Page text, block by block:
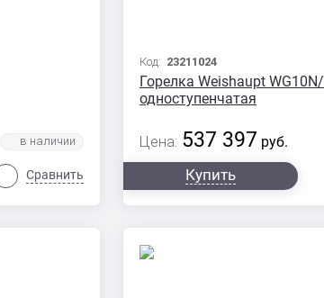
Сравнить
Код: 23211024
Горелка Weishaupt
одноступенчатая
Цена: 537 397 руб.
Купить